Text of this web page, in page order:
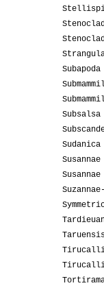
Subapoda
Subsalsa
Sudanica
Susannae